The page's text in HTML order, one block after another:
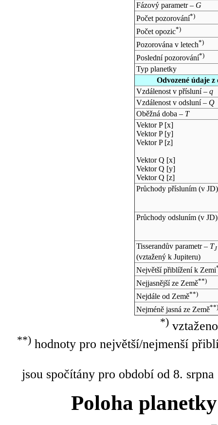
Fázový parametr – G
Počet pozorování*)
Počet opozic*)
Pozorována v letech*)
Poslední pozorování*)
Typ planetky
Odvozené údaje
Vzdálenost v přísluní – q
Vzdálenost v odsluní – Q
Oběžná doba – T
Vektor P [x]
Vektor P [y]
Vektor P [z]
Vektor Q [x]
Vektor Q [y]
Vektor Q [z]
Průchody přísluním (v JD)
Průchody odsluním (v JD)
Tisserandův parametr – TJ
(vztažený k Jupiteru)
Největší přiblížení k Zemi
Nejjasnější ze Země**)
Nejdále od Země**)
Nejméně jasná ze Země**)
*)
**)hodnoty pro největší/nejmenší
jsou spočítány pro období od 8.
Poloha